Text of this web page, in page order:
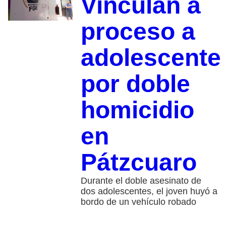
Vinculan a
proceso a
adolescente
por doble
homicidio
en
Pátzcuaro
Durante el doble asesinato de
dos adolescentes, el joven huyó a
bordo de un vehículo robado